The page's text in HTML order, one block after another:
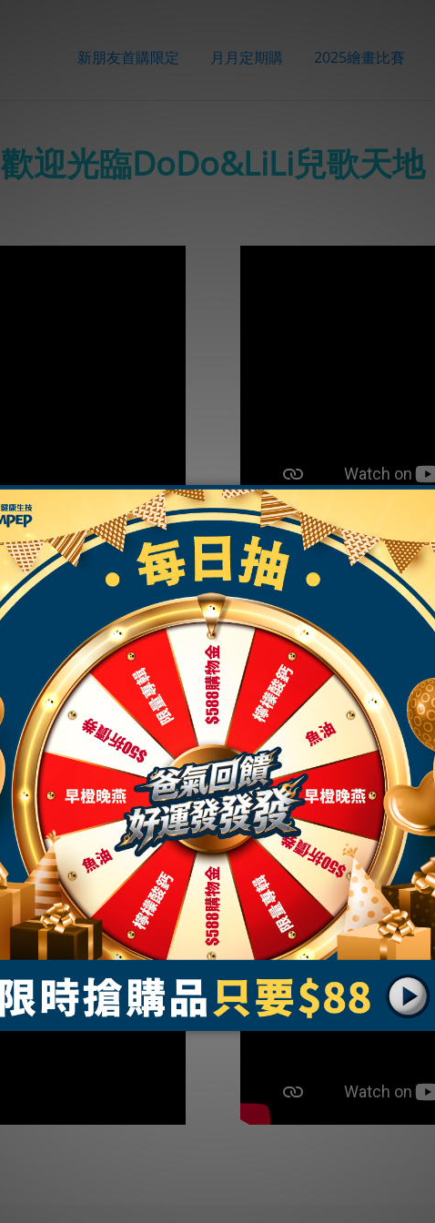
新朋友首購限定 月月定期購 2025繪畫比賽
歡迎光臨DoDo&LiLi兒歌天地